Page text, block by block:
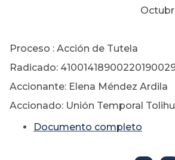
Proceso : Acción de Tutela
Radicado:
Accionante: Elena Méndez Ardila
Accionado: Unión Temporal
Documento completo